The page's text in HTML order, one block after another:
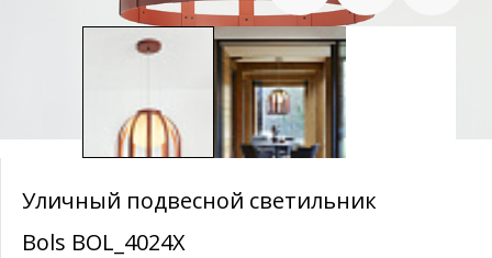
Уличный подвесной светильник
Bols BOL_4024X